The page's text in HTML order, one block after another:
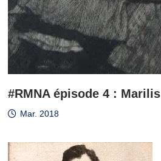
#RMNA épisode 4 : Marilis
Mar. 2018